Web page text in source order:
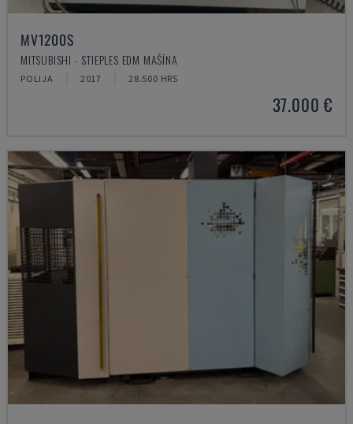
MV1200S
MITSUBISHI - STIEPLES EDM MAŠĪNA
POLIJA 2017 28.500 HRS
37.000 €